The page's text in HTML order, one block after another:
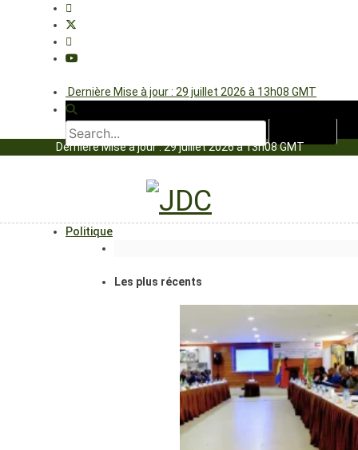
Dernière Mise à jour : 29 juillet 2026 à 13h08 GMT
Dernière Mise à jour : 29 juillet 2026 à 13h08 GMT
Politique
Les plus récents